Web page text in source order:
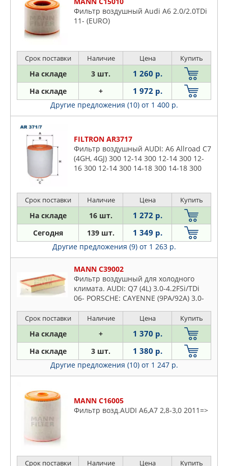
Фильтр воздушный Audi A6 2.0/2.0TDi
11- (EURO)
Срок поставки Наличие Цена Купить
На складе 3 шт. 1 260 р.
На складе + 1 972 р.
Другие предложения (10) от 1 400 р.
FILTRON AR3717
Фильтр воздушный AUDI: A6 Allroad C7
(4GH, 4GJ) 300 12-14 300 12-14 300 12-
16 300 12-14 300 14-18 300 14-18 300
Срок поставки Наличие Цена Купить
На складе 16 шт. 1 272 р.
Сегодня 139 шт. 1 349 р.
Другие предложения (9) от 1 263 р.
MANN C39002
Фильтр воздушный для холодного
климата. AUDI: Q7 (4L) 3.0-4.2FSi/TDi
06- PORSCHE: CAYENNE (9PA/92A) 3.0-
2.5-6.0i/FSi/TDi 02-
Срок поставки Наличие Цена Купить
На складе + 1 370 р.
На складе 3 шт. 1 380 р.
Другие предложения (10) от 1 247 р.
MANN C16005
Фильтр возд.AUDI A6,A7 2,8-3,0 2011=>
Срок поставки Наличие Цена Купить